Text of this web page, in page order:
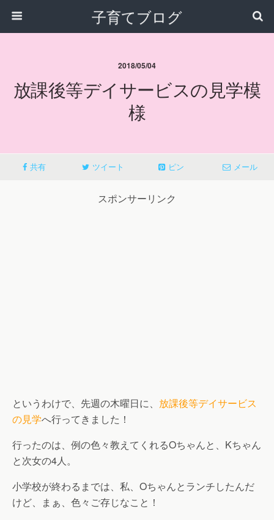
子育てブログ
2018/05/04
放課後等デイサービスの見学模
様
共有 ツイート ピン メール
スポンサーリンク
というわけで、先週の木曜日に、 放課後等デイサービス
の見学へ行ってきました！
行ったのは、例の色々教えてくれるOちゃんと、Kちゃん
と次女の4人。
小学校が終わるまでは、私、Oちゃんとランチしたんだ
けど、まぁ、色々ご存じなこと！